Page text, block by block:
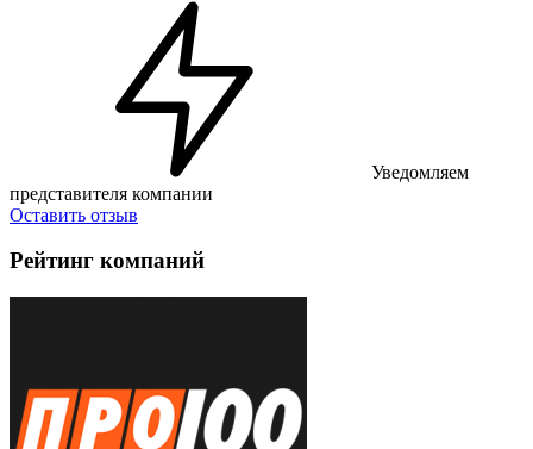
Уведомляем
представителя компании
Оставить отзыв
Рейтинг компаний